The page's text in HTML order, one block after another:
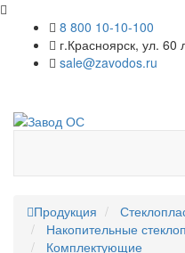
8 800 10-10-100
г.Красноярск, ул. 60
sale@zavodos.ru
Продукция
Накопительные
Комплектующие